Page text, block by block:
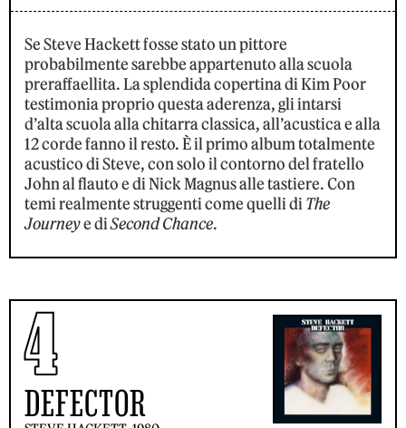
Se Steve Hackett fosse stato un pittore
probabilmente sarebbe appartenuto alla scuola
preraffaellita. La splendida copertina di Kim Poor
testimonia proprio questa aderenza, gli intarsi
d’alta scuola alla chitarra classica, all’acustica e alla
12 corde fanno il resto. È il primo album totalmente
acustico di Steve, con solo il contorno del fratello
John al flauto e di Nick Magnus alle tastiere. Con
temi realmente struggenti come quelli diThe
Journeye diSecond Chance.
4
DEFECTOR